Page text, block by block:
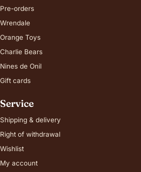
Pre-orders
Wrendale
Orange Toys
Charlie Bears
Nines de Onil
Gift cards
Service
Shipping & delivery
Right of withdrawal
Wishlist
My account